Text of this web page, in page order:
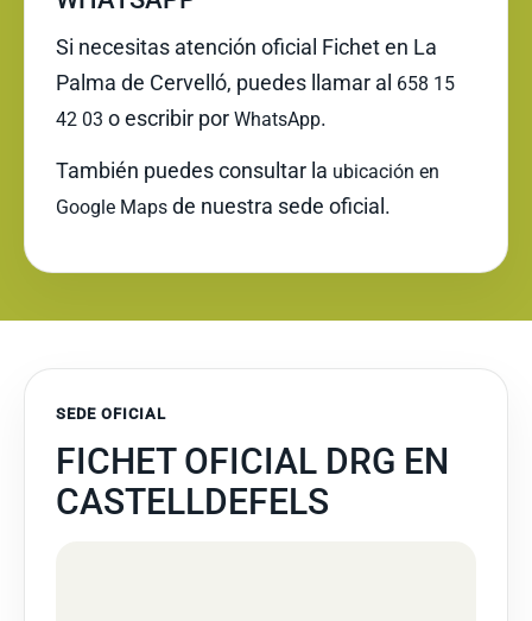
Si necesitas atención oficial Fichet en La
Palma de Cervelló, puedes llamar al 658 15
42 03 o escribir por WhatsApp.
También puedes consultar la ubicación en
Google Maps de nuestra sede oficial.
SEDE OFICIAL
FICHET OFICIAL DRG EN
CASTELLDEFELS